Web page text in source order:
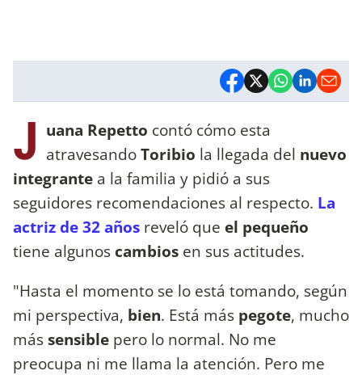
J uana Repetto contó cómo esta
atravesandoToribio la llegada del nuevo
integrante a la familia y pidió a sus
seguidores recomendaciones al respecto. La
actriz de 32 años reveló que el pequeño
tiene algunos cambios en sus actitudes.
"Hasta el momento se lo está tomando, según
mi perspectiva, bien. Está más pegote, mucho
mássensible pero lo normal. No me
preocupa ni me llama la atención. Pero me